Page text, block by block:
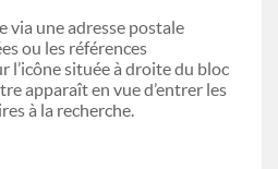
via une adresse postale
ou les références
l’icône située à droite du bloc
apparaît en vue d’entrer les
à la recherche.